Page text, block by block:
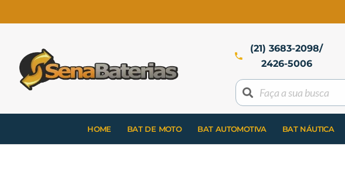
(21) 3683-2098/
2426-5006
HOME BAT DE MOTO BAT AUTOMOTIVA BAT NÁUTICA